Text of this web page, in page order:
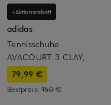
+Aktionsrabatt
adidas
Tennisschuhe
AVACOURT 3 CLAY,
79,99 €
Bestpreis:150 €